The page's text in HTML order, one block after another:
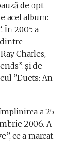
de opt
acel album:
În 2005 a
Charles,
şi de
”Duets: An
a 25
2006. A
ce a marcat